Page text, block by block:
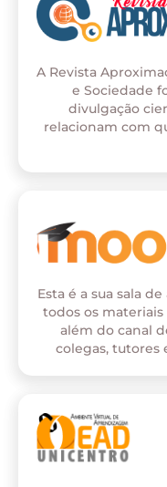
A Revista
e Sociedade
divulgação
relacionam com
Esta é a sua sala
todos os materiais
além do canal
colegas, tutores